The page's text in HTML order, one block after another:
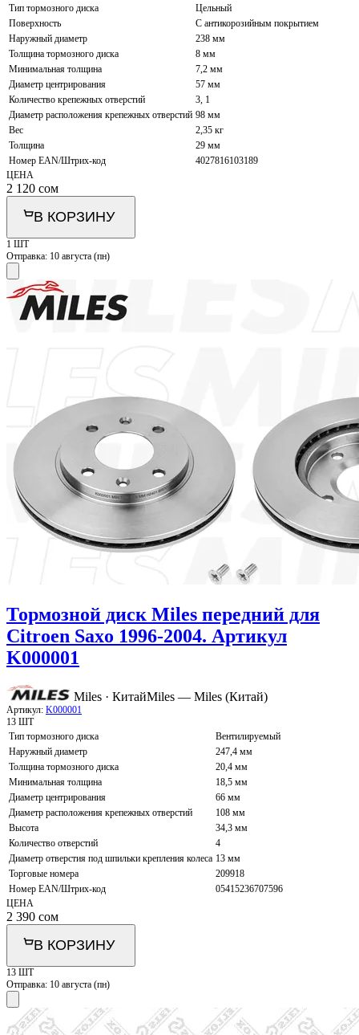
Тип тормозного диска
Цельный
Поверхность
С антикорозийным покрытием
Наружный диаметр
238 мм
Толщина тормозного диска
8 мм
Минимальная толщина
7,2 мм
Диаметр центрирования
57 мм
Количество крепежных отверстий
3, 1
Диаметр расположения крепежных отверстий 98 мм
Вес
2,35 кг
Толщина
29 мм
Номер EAN/Штрих-код
4027816103189
ЦЕНА
2 120 сом
В КОРЗИНУ
1 ШТ
Отправка: 10 августа (пн)
Тормозной диск Miles передний для
Citroen Saxo 1996-2004. Артикул
K000001
Miles · КитайMiles — Miles (Китай)
Артикул: K000001
13 ШТ
Тип тормозного диска
Вентилируемый
Наружный диаметр
247,4 мм
Толщина тормозного диска
20,4 мм
Минимальная толщина
18,5 мм
Диаметр центрирования
66 мм
Диаметр расположения крепежных отверстий
108 мм
Высота
34,3 мм
Количество отверстий
4
Диаметр отверстия под шпильки крепления колеса 13 мм
Торговые номера
209918
Номер EAN/Штрих-код
05415236707596
ЦЕНА
2 390 сом
В КОРЗИНУ
13 ШТ
Отправка: 10 августа (пн)